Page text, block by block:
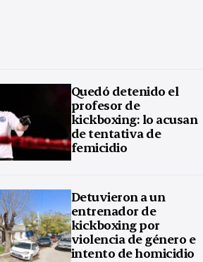
Quedó detenido el
profesor de
kickboxing: lo acusan
de tentativa de
femicidio
Detuvieron a un
entrenador de
kickboxing por
violencia de género e
intento de homicidio